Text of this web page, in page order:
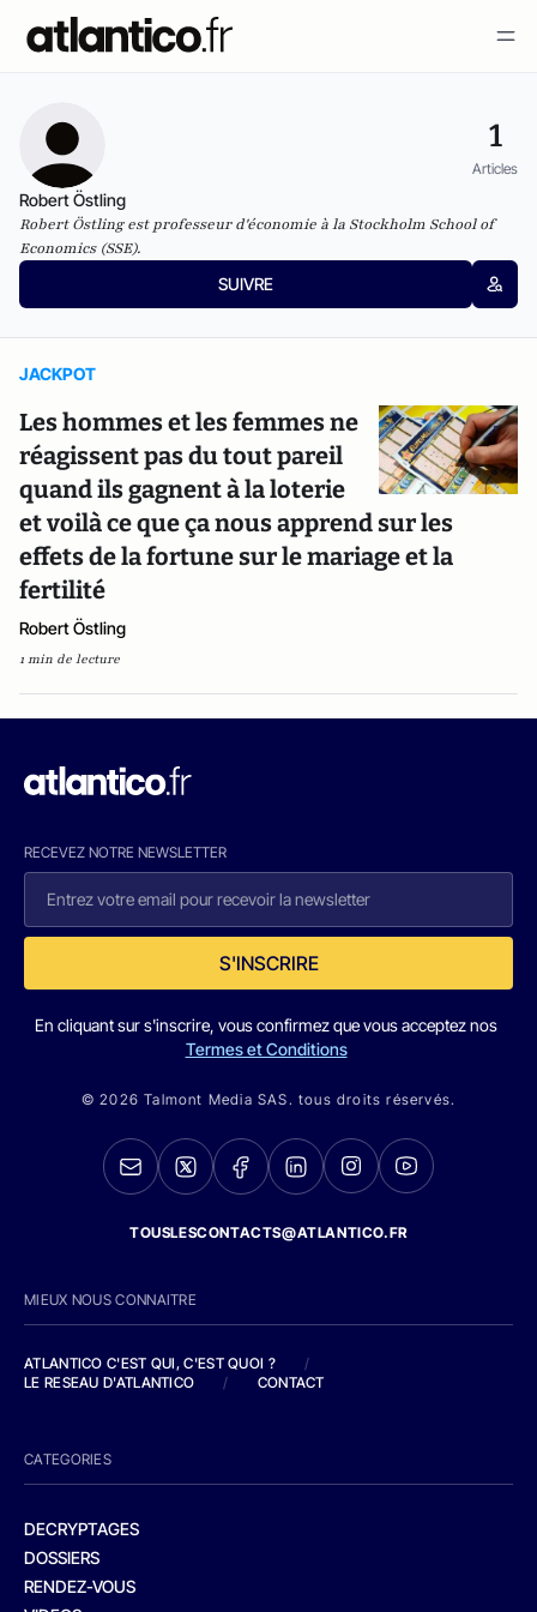
1
Articles
Robert Östling
Robert Östling est professeur d'économie à la Stockholm School of
Economics (SSE).
SUIVRE
JACKPOT
Les hommes et les femmes ne
réagissent pas du tout pareil
quand ils gagnent à la loterie
et voilà ce que ça nous apprend sur les
effets de la fortune sur le mariage et la
fertilité
Robert Östling
1 min de lecture
RECEVEZ NOTRE NEWSLETTER
S'INSCRIRE
En cliquant sur s'inscrire, vous confirmez que vous acceptez nos
Termes et Conditions
© 2026 Talmont Media SAS. tous droits réservés.
TOUSLESCONTACTS@ATLANTICO.FR
MIEUX NOUS CONNAITRE
ATLANTICO C'EST QUI, C'EST QUOI ?
/
LE RESEAU D'ATLANTICO
/ CONTACT
CATEGORIES
DECRYPTAGES
DOSSIERS
RENDEZ-VOUS